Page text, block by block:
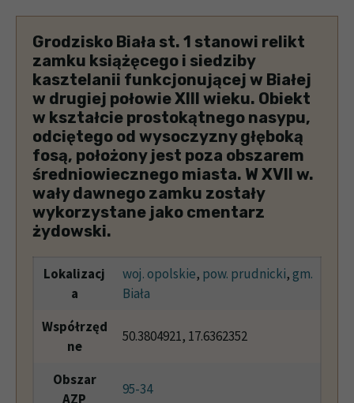
Grodzisko Biała st. 1 stanowi relikt
zamku książęcego i siedziby
kasztelanii funkcjonującej w Białej
w drugiej połowie XIII wieku. Obiekt
w kształcie prostokątnego nasypu,
odciętego od wysoczyzny głęboką
fosą, położony jest poza obszarem
średniowiecznego miasta. W XVII w.
wały dawnego zamku zostały
wykorzystane jako cmentarz
żydowski.
Lokalizacj
a
woj. opolskie, pow. prudnicki, gm.
Biała
Współrzęd
ne
50.3804921, 17.6362352
Obszar
AZP
95-34